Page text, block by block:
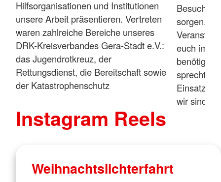
Hilfsorganisationen und Institutionen
unsere Arbeit präsentieren. Vertreten
waren zahlreiche Bereiche unseres
DRK-Kreisverbandes Gera-Stadt e.V.:
das Jugendrotkreuz, der
Rettungsdienst, die Bereitschaft sowie
der Katastrophenschutz
sorgen.
euch im
benötigen
sprecht
wir sind
Instagram Reels
Weihnachtslichterfahrt